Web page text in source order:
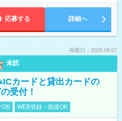
応募する 詳細へ
掲載日：2026.08.07
未読
カードと貸出カードの
受付！
OK WEB登録・面接OK